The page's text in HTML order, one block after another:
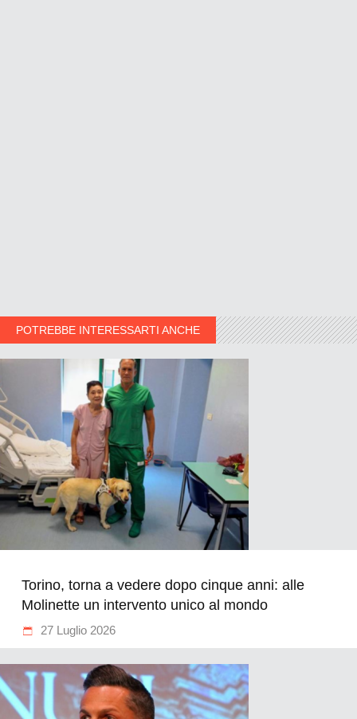
POTREBBE INTERESSARTI ANCHE
Torino, torna a vedere dopo cinque anni: alle
Molinette un intervento unico al mondo
27 Luglio 2026